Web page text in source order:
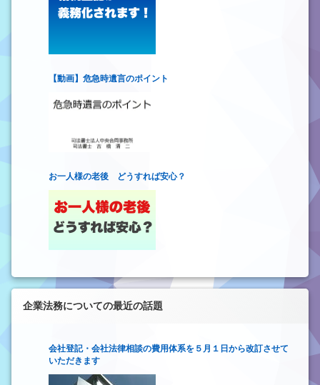
【動画】危急時遺言のポイント
お一人様の老後 どうすれば安心？
企業法務についての最近の話題
会社登記・会社法律相談の費用体系を５月１日から改訂させて
いただきます